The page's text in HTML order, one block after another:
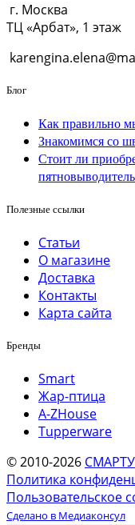
г. Москва
ТЦ «Арбат», 1 этаж
Блог
Как правильно
Знакомимся со
Стоит ли
Полезные ссылки
Статьи
О магазине
Доставка
Контакты
Карта сайта
Бренды
Smart
Жар-птица
A-ZHouse
Tupperware
© 2010-2026
Политика
Пользовательское
Сделано в Медиаконсул